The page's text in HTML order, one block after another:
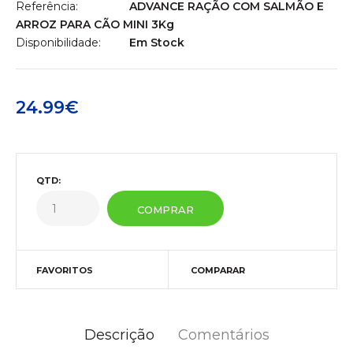
Referência:
ADVANCE RAÇÃO COM SALMÃO E
ARROZ PARA CÃO MINI 3Kg
Disponibilidade:
Em Stock
24.99€
QTD:
FAVORITOS COMPARAR
Descrição Comentários